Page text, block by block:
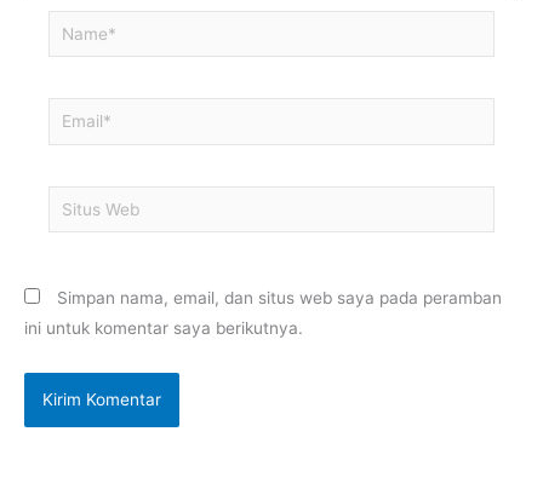
Name*
Email*
Situs
Web
Simpan nama, email, dan situs web saya pada peramban
ini untuk komentar saya berikutnya.